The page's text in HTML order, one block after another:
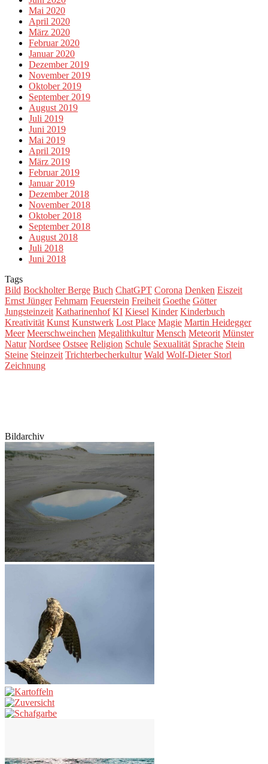
Mai 2020
April 2020
März 2020
Februar 2020
Januar 2020
Dezember 2019
November 2019
Oktober 2019
September 2019
August 2019
Juli 2019
Juni 2019
Mai 2019
April 2019
März 2019
Februar 2019
Januar 2019
Dezember 2018
November 2018
Oktober 2018
September 2018
August 2018
Juli 2018
Juni 2018
Tags
Bild Bockholter Berge Buch ChatGPT Corona Denken Eiszeit
Ernst Jünger Fehmarn Feuerstein Freiheit Goethe Götter
Jungsteinzeit Katharinenhof KI Kiesel Kinder Kinderbuch
Kreativität Kunst Kunstwerk Lost Place Magie Martin Heidegger
Meer Meerschweinchen Megalithkultur Mensch Meteorit Münster
Natur Nordsee Ostsee Religion Schule Sexualität Sprache Stein
Steine Steinzeit Trichterbecherkultur Wald Wolf-Dieter Storl
Zeichnung
Bildarchiv